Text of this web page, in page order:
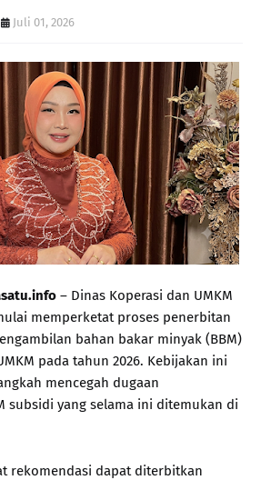
Juli 01, 2026
– Dinas Koperasi dan UMKM
memperketat proses penerbitan
bahan bakar minyak (BBM)
pada tahun 2026. Kebijakan ini
mencegah dugaan
subsidi yang selama ini ditemukan di
rekomendasi dapat diterbitkan